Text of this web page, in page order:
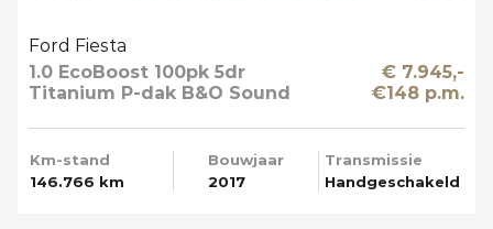
Ford Fiesta
1.0 EcoBoost 100pk 5dr
Titanium P-dak B&O Sound
€ 7.945,-
€148 p.m.
Km-stand
146.766 km
Bouwjaar
2017
Transmissie
Handgeschakeld